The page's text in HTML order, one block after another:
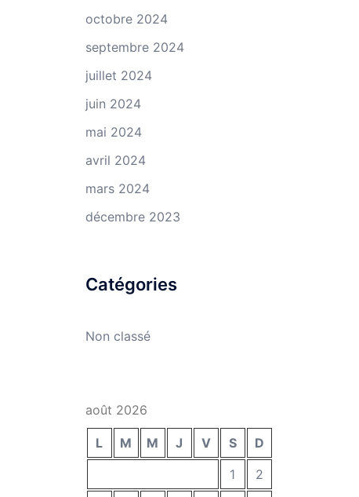
octobre 2024
septembre 2024
juillet 2024
juin 2024
mai 2024
avril 2024
mars 2024
décembre 2023
Catégories
Non classé
août 2026
L M M J V S
D
1
2